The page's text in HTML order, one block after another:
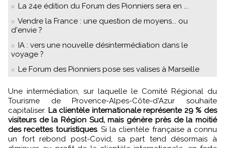
La 24e édition du Forum des Pionniers sera en ...
Vendre la France : une question de moyens... ou
d'envie ?
IA : vers une nouvelle désintermédiation dans le
voyage ?
Le Forum des Pionniers pose ses valises à Marseille
Une intermédiation, sur laquelle le Comité Régional du
Tourisme de Provence-Alpes-Côte-d'Azur souhaite
capitaliser. La clientèle internationale représente 29 % des
visiteurs de la Région Sud, mais génère près de la moitié
des recettes touristiques. Si la clientèle française a connu
un fort rebond post-Covid, sa part tend désormais à